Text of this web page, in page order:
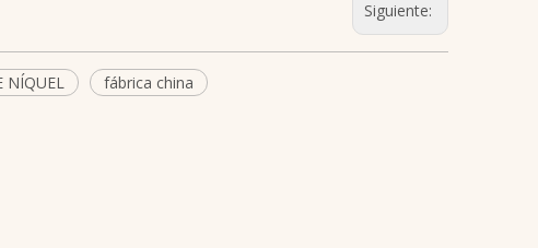
Siguiente:
NÍQUEL
fábrica china